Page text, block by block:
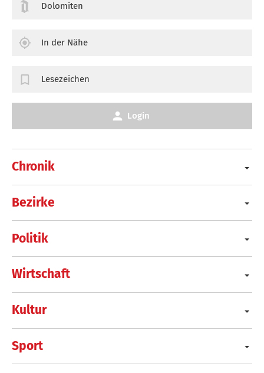
Chronik
Bezirke
Politik
Wirtschaft
Kultur
Sport
Dolomiten
In der Nähe
Lesezeichen
Login